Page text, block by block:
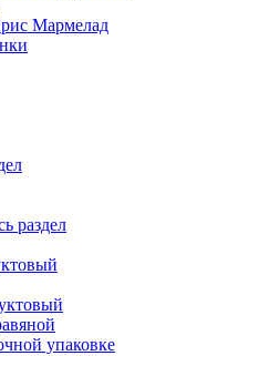
Мармелад
раздел
упаковке